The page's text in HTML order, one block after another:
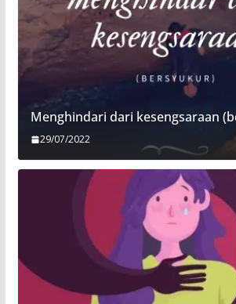
Menghindari dari kesengsaraan
29/07/2022